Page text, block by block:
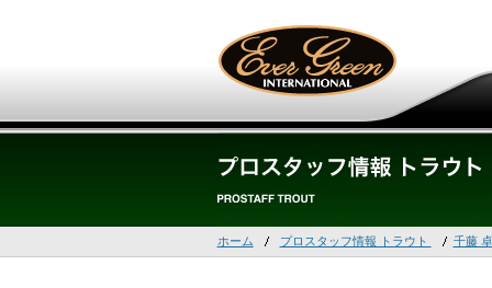
ホーム プロスタッフ情報 トラウト 千藤